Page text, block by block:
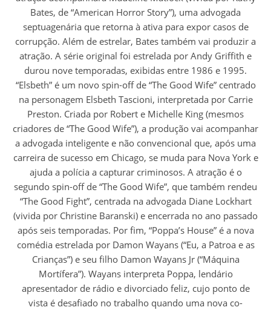
Bates, de “American Horror Story”), uma advogada
septuagenária que retorna à ativa para expor casos de
corrupção. Além de estrelar, Bates também vai produzir a
atração. A série original foi estrelada por Andy Griffith e
durou nove temporadas, exibidas entre 1986 e 1995.
“Elsbeth” é um novo spin-off de “The Good Wife” centrado
na personagem Elsbeth Tascioni, interpretada por Carrie
Preston. Criada por Robert e Michelle King (mesmos
criadores de “The Good Wife”), a produção vai acompanhar
a advogada inteligente e não convencional que, após uma
carreira de sucesso em Chicago, se muda para Nova York e
ajuda a polícia a capturar criminosos. A atração é o
segundo spin-off de “The Good Wife”, que também rendeu
“The Good Fight”, centrada na advogada Diane Lockhart
(vivida por Christine Baranski) e encerrada no ano passado
após seis temporadas. Por fim, “Poppa’s House” é a nova
comédia estrelada por Damon Wayans (“Eu, a Patroa e as
Crianças”) e seu filho Damon Wayans Jr (“Máquina
Mortífera”). Wayans interpreta Poppa, lendário
apresentador de rádio e divorciado feliz, cujo ponto de
vista é desafiado no trabalho quando uma nova co-